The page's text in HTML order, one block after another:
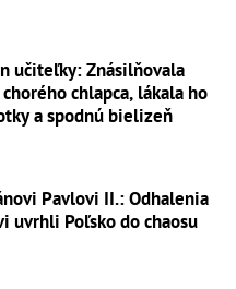
učiteľky: Znásilňovala
chlapca, lákala ho
a spodnú bielizeň
Pavlovi II.: Odhalenia
uvrhli Poľsko do chaosu